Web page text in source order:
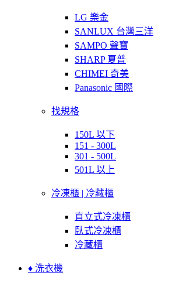
LG 樂金
SANLUX 台灣三洋
SAMPO 聲寶
SHARP 夏普
CHIMEI 奇美
Panasonic 國際
找規格
150L 以下
151 - 300L
301 - 500L
501L 以上
冷凍櫃 | 冷藏櫃
直立式冷凍櫃
臥式冷凍櫃
冷藏櫃
♦ 洗衣機